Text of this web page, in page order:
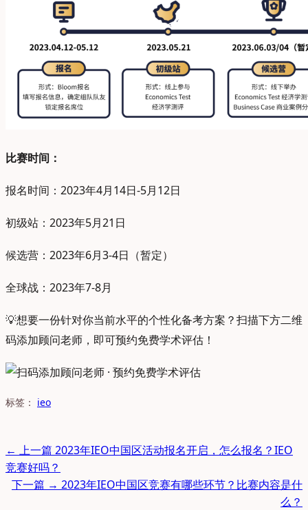
比赛时间：
报名时间：2023年4月14日-5月12日
初级站：2023年5月21日
候选营：2023年6月3-4日（暂定）
全球战：2023年7-8月
💡想要一份针对你当前水平的个性化备考方案？扫描下方二维
码添加顾问老师，即可预约免费学术评估！
标签： ieo
← 上一篇 2023年IEO中国区活动报名开启，怎么报名？IEO
竞赛好吗？
下一篇 → 2023年IEO中国区竞赛有哪些环节？比赛内容是什
么？